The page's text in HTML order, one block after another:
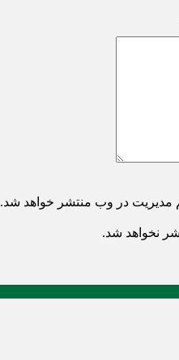
مدیریت در وب منتشر خواهد شد.
نخواهد شد.